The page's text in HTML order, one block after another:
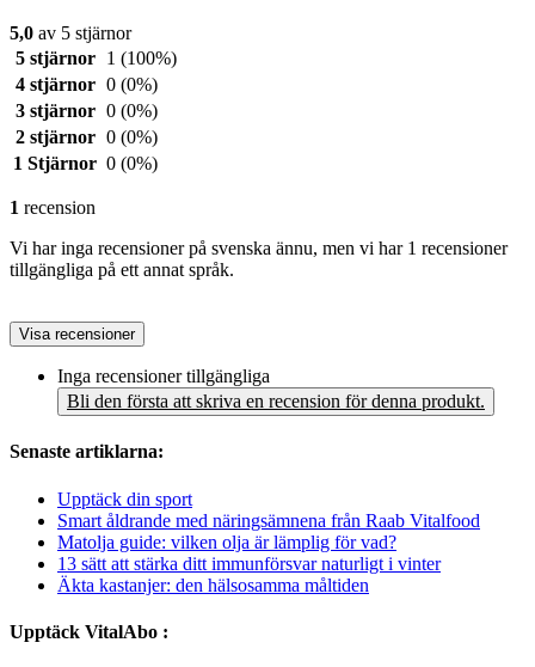
5,0 av 5 stjärnor
5 stjärnor
1 (100%)
4 stjärnor 0 (0%)
3 stjärnor 0 (0%)
2 stjärnor 0 (0%)
1 Stjärnor 0 (0%)
1 recension
Vi har inga recensioner på svenska ännu, men vi har 1 recensioner
tillgängliga på ett annat språk.
Visa recensioner
Inga recensioner tillgängliga
Bli den första att skriva en recension för denna produkt.
Senaste artiklarna:
Upptäck din sport
Smart åldrande med näringsämnena från Raab Vitalfood
Matolja guide: vilken olja är lämplig för vad?
13 sätt att stärka ditt immunförsvar naturligt i vinter
Äkta kastanjer: den hälsosamma måltiden
Upptäck VitalAbo :